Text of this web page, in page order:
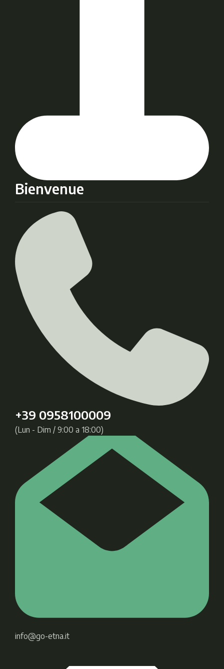
Bienvenue
+39 0958100009
(Lun - Dim / 9:00 a 18:00)
info@go-etna.it